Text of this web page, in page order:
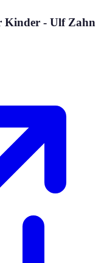
Kinder - Ulf Zahn